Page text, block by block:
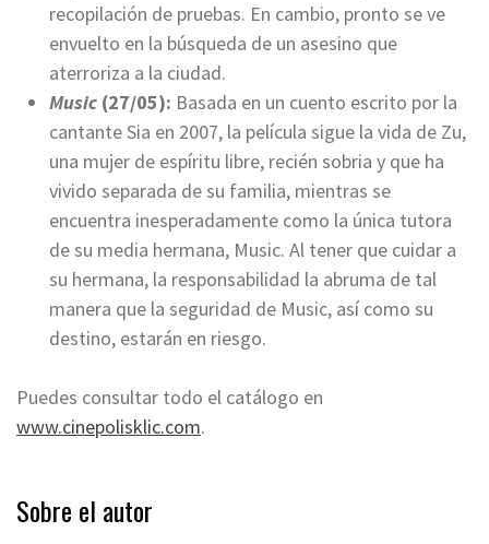
recopilación de pruebas. En cambio, pronto se ve
envuelto en la búsqueda de un asesino que
aterroriza a la ciudad.
Music (27/05): Basada en un cuento escrito por la
cantante Sia en 2007, la película sigue la vida de Zu,
una mujer de espíritu libre, recién sobria y que ha
vivido separada de su familia, mientras se
encuentra inesperadamente como la única tutora
de su media hermana, Music. Al tener que cuidar a
su hermana, la responsabilidad la abruma de tal
manera que la seguridad de Music, así como su
destino, estarán en riesgo.
Puedes consultar todo el catálogo en
www.cinepolisklic.com.
Sobre el autor